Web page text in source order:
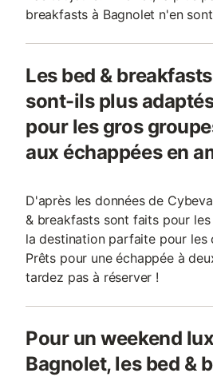
breakfasts à Bagnolet n'en
Les bed &
sont-ils plus
pour les gros
aux échappées en
D'après les données de
& breakfasts sont faits pour
la destination parfaite pour les
Prêts pour une échappée à
tardez pas à réserver !
Pour un weekend
Bagnolet, les bed &